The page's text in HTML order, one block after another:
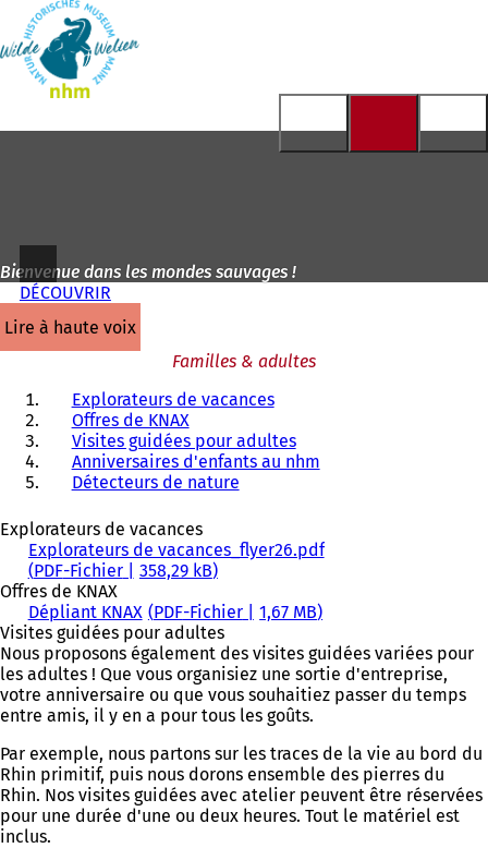
Accéder au contenu
page
d'accueil
Bienvenue dans les mondes sauvages !
DÉCOUVRIR
lire à haute voix
Familles & adultes
Explorateurs de vacances
Offres de KNAX
Visites guidées pour adultes
Anniversaires d'enfants au nhm
Détecteurs de nature
Explorateurs de vacances
Explorateurs de vacances_flyer26.pdf
PDF-Fichier
358,29 kB
Offres de KNAX
Dépliant KNAX PDF-Fichier
1,67 MB
Visites guidées pour adultes
Nous proposons également des visites guidées variées pour
les adultes ! Que vous organisiez une sortie d'entreprise,
votre anniversaire ou que vous souhaitiez passer du temps
entre amis, il y en a pour tous les goûts.
Par exemple, nous partons sur les traces de la vie au bord du
Rhin primitif, puis nous dorons ensemble des pierres du
Rhin. Nos visites guidées avec atelier peuvent être réservées
pour une durée d'une ou deux heures. Tout le matériel est
inclus.